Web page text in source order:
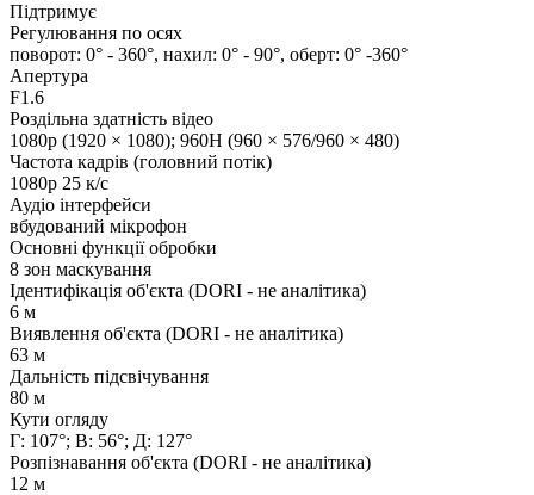
Підтримує
Регулювання по осях
поворот: 0° - 360°, нахил: 0° - 90°, оберт: 0° -360°
Апертура
F1.6
Роздільна здатність відео
1080p (1920 × 1080); 960H (960 × 576/960 × 480)
Частота кадрів (головний потік)
1080p 25 к/с
Аудіо інтерфейси
вбудований мікрофон
Основні функції обробки
8 зон маскування
Ідентифікація об'єкта (DORI - не аналітика)
6 м
Виявлення об'єкта (DORI - не аналітика)
63 м
Дальність підсвічування
80 м
Кути огляду
Г: 107°; В: 56°; Д: 127°
Розпізнавання об'єкта (DORI - не аналітика)
12 м